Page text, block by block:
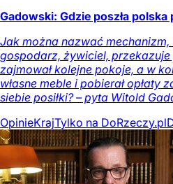
Gadowski: Gdzie poszła
Jak można nazwać
gospodarz, żywiciel,
zajmował kolejne pokoje, a w
własne meble i pobierał
siebie posiłki? – pyta Witold
OpinieKrajTylko na DoRzeczy.pl